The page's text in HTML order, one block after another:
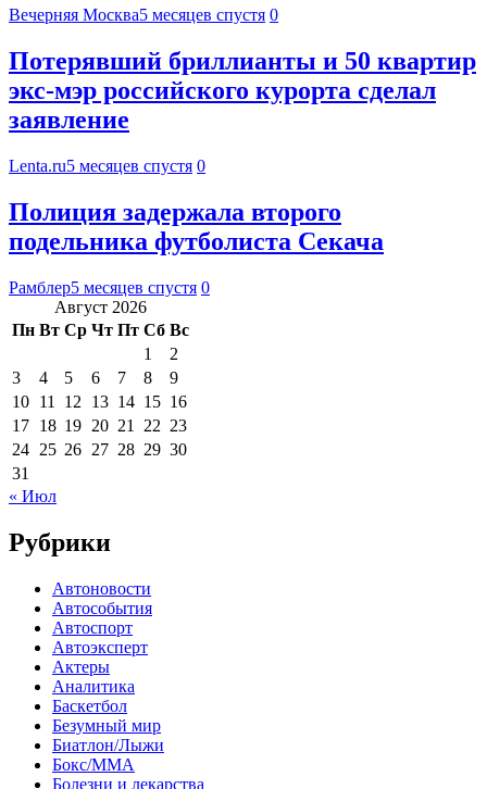
Вечерняя Москва5 месяцев спустя 0
Потерявший бриллианты и 50 квартир
экс-мэр российского курорта сделал
заявление
Lenta.ru5 месяцев спустя 0
Полиция задержала второго
подельника футболиста Секача
Рамблер5 месяцев спустя 0
Август 2026
Пн Вт Ср Чт Пт Сб Вс
1
2
3
4 5 6 7 8
9
10 11 12 13 14 15 16
17 18 19 20 21 22 23
24 25 26 27 28 29 30
31
« Июл
Рубрики
Автоновости
Автособытия
Автоспорт
Автоэксперт
Актеры
Аналитика
Баскетбол
Безумный мир
Биатлон/Лыжи
Бокс/MMA
Болезни и лекарства